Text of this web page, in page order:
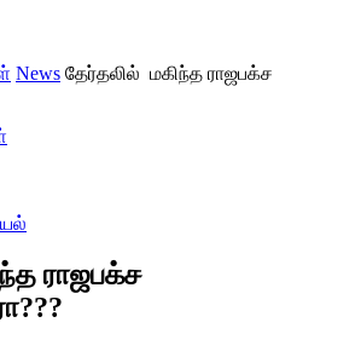
News தேர்தலில் மகிந்த ராஜபக்ச
ராஜபக்ச